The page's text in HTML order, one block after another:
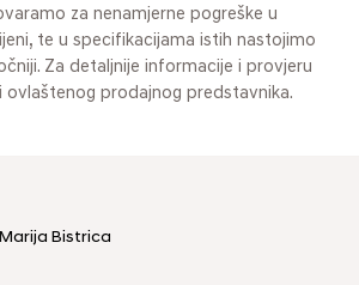
za nenamjerne pogreške u
te u specifikacijama istih nastojimo
Za detaljnije informacije i provjeru
prodajnog predstavnika.
Bistrica